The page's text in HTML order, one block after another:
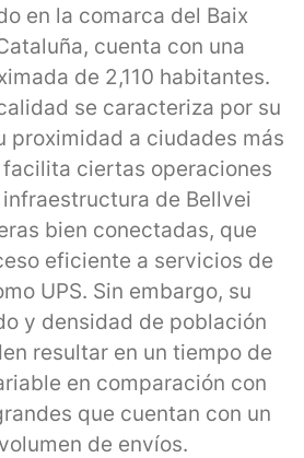
en la comarca del Baix
cuenta con una
de 2,110 habitantes.
se caracteriza por su
proximidad a ciudades más
ciertas operaciones
de Bellvei
bien conectadas, que
eficiente a servicios de
UPS. Sin embargo, su
y densidad de población
resultar en un tiempo de
en comparación con
que cuentan con un
de envíos.